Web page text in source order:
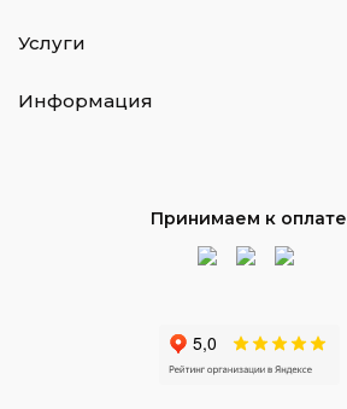
Услуги
Информация
Принимаем к оплате